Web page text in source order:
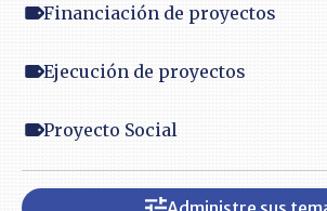
Financiación de proyectos
Ejecución de proyectos
Proyecto Social